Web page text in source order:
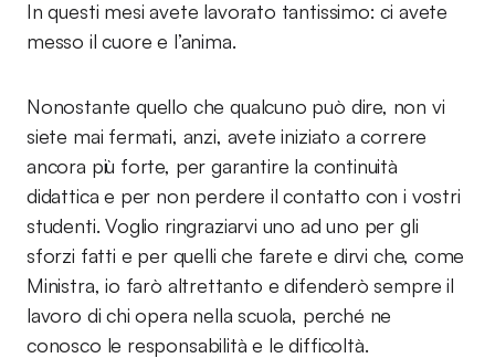
In questi mesi avete lavorato tantissimo: ci avete
messo il cuore e l’anima.
Nonostante quello che qualcuno può dire, non vi
siete mai fermati, anzi, avete iniziato a correre
ancora più forte, per garantire la continuità
didattica e per non perdere il contatto con i vostri
studenti. Voglio ringraziarvi uno ad uno per gli
sforzi fatti e per quelli che farete e dirvi che, come
Ministra, io farò altrettanto e difenderò sempre il
lavoro di chi opera nella scuola, perché ne
conosco le responsabilità e le difficoltà.